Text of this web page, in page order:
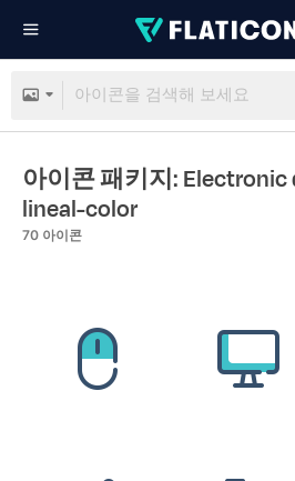
아이콘 패키지: Electronic
lineal-color
70 아이콘